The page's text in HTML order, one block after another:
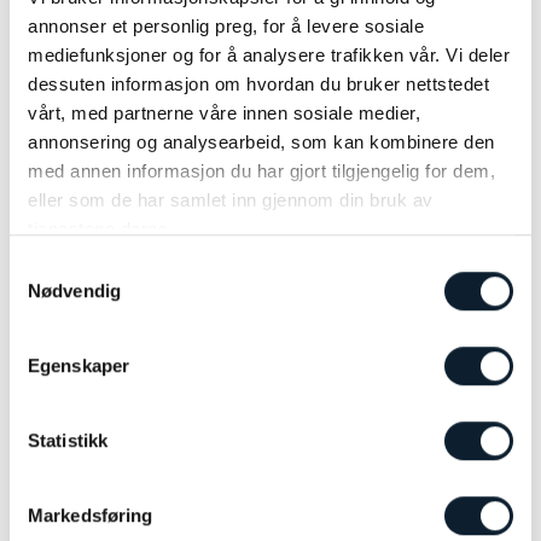
annonser et personlig preg, for å levere sosiale
mediefunksjoner og for å analysere trafikken vår. Vi deler
dessuten informasjon om hvordan du bruker nettstedet
vårt, med partnerne våre innen sosiale medier,
annonsering og analysearbeid, som kan kombinere den
med annen informasjon du har gjort tilgjengelig for dem,
eller som de har samlet inn gjennom din bruk av
Nødvendig
Egenskaper
Statistikk
Markedsføring
Foto: Thorleif Jacobsen
PRISINFORMASJON 2026
Dette kan ta fra noen timer opp til 3 virkedager.
Vennligst vent med å bestille relatert transport til du har mottatt
PRIS 2026:
Kr 6 500,-